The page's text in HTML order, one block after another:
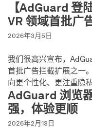
【AdGuard 登
VR 领域首批广
2026年3月5日
我们很高兴宣布，
首批广告拦截扩展之一
向更个性化、更注重隐
AdGuard 浏览
强，体验更顺
2026年2月13日